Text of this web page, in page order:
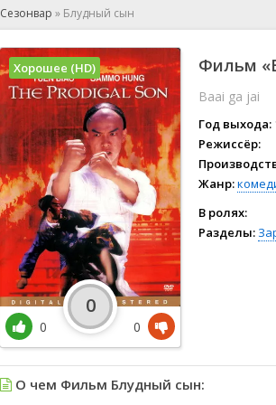
🕺 Мюзикл
👨‍💻
🎤 Ток-
🧙‍♀️
🏅
Сезонвар » Блудный сын
Фильм
Baai ga jai
Год выхода:
Режиссёр:
Жанр:
В ролях:
Разделы:
Хорошее (HD)
0
0
0
О чем Фильм Блудный сын: